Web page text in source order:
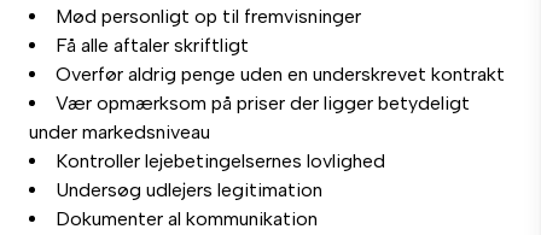
Mød personligt op til fremvisninger
Få alle aftaler skriftligt
Overfør aldrig penge uden en underskrevet kontrakt
Vær opmærksom på priser der ligger betydeligt
under markedsniveau
Kontroller lejebetingelsernes lovlighed
Undersøg udlejers legitimation
Dokumenter al kommunikation